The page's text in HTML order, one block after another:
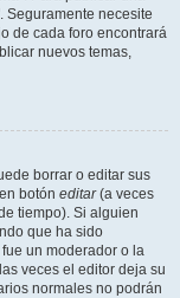
Seguramente necesite
de cada foro encontrará
nuevos temas,
borrar o editar sus
botón editar(a veces
tiempo). Si alguien
que ha sido
un moderador o la
veces el editor deja su
normales no podrán